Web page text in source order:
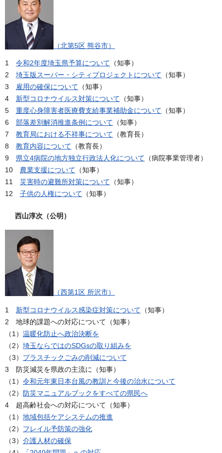
（北第5区 熊谷市）
1 令和2年度埼玉県予算について （知事）
2 埼玉版スーパー・シティプロジェクトについて （知事）
3 雇用の確保について （知事）
4 新型コロナウイルス対策について （知事）
5 重度心身障害者医療費支給事業補助金について （知事）
6 部落差別解消推進条例について （知事）
7 教育局における不祥事について （教育長）
8 教育内容について （教育長）
9 県立4病院の地方独立行政法人化について （病院事業管理者）
10 農業支援について （知事）
11 災害時の避難所対策について （知事）
12 子供の人権について （知事）
西山淳次（公明）
（西第1区 所沢市）
1 新型コロナウイルス感染症対策について （知事）
2 地球的課題への対応について（知事）
（1） 温暖化防止へ政治決断を
（2） 埼玉ならではのSDGsの取り組みを
（3） プラスチックごみの削減について
3 防災減災を県政の主流に（知事）
（1） 令和元年東日本台風の教訓と今後の治水について
（2） 防災マニュアルブックをすべての県民へ
4 超高齢社会への対応について（知事）
（1） 地域包括ケアシステムの推進
（2） フレイル予防策の強化
（3） 介護人材の確保